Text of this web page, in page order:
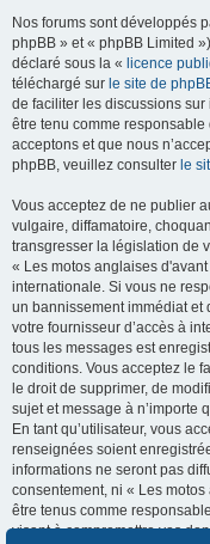
Nos forums sont développés
phpBB » et « phpBB Limited
déclaré sous la « licence
téléchargé sur le site de
de faciliter les discussions
être tenu comme
acceptons et que nous
phpBB, veuillez consulter le
Vous acceptez de ne publier
vulgaire, diffamatoire,
transgresser la législation de
« Les motos anglaises
internationale. Si vous ne
un bannissement immédiat et
votre fournisseur d’accès à
tous les messages est
conditions. Vous acceptez le
le droit de supprimer, de
sujet et message à n’importe
En tant qu’utilisateur, vous
renseignées soient
informations ne seront pas
consentement, ni « Les
être tenus comme
visant à compromettre vos